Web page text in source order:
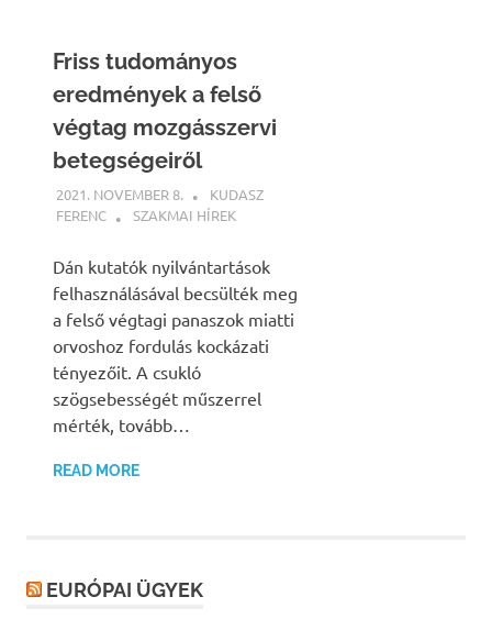
Friss tudományos
eredmények a felső
végtag mozgásszervi
betegségeiről
2021. NOVEMBER 8.
KUDASZ
FERENC
SZAKMAI HÍREK
Dán kutatók nyilvántartások
felhasználásával becsülték meg
a felső végtagi panaszok miatti
orvoshoz fordulás kockázati
tényezőit. A csukló
szögsebességét műszerrel
mérték, tovább…
READ MORE
EURÓPAI ÜGYEK